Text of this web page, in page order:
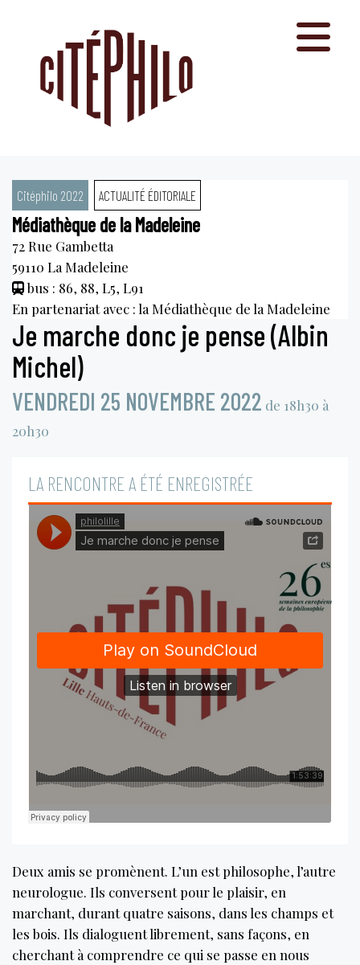
Citéphilo 2022 ACTUALITÉ ÉDITORIALE
Médiathèque de la Madeleine
72 Rue Gambetta
59110 La Madeleine
bus : 86, 88, L5, L91
En partenariat avec : la Médiathèque de la Madeleine
Je marche donc je pense (Albin
Michel)
VENDREDI 25 NOVEMBRE 2022 de 18h30 à
20h30
LA RENCONTRE A ÉTÉ ENREGISTRÉE
Deux amis se promènent. L’un est philosophe, l’autre
neurologue. Ils conversent pour le plaisir, en
marchant, durant quatre saisons, dans les champs et
les bois. Ils dialoguent librement, sans façons, en
cherchant à comprendre ce qui se passe en nous